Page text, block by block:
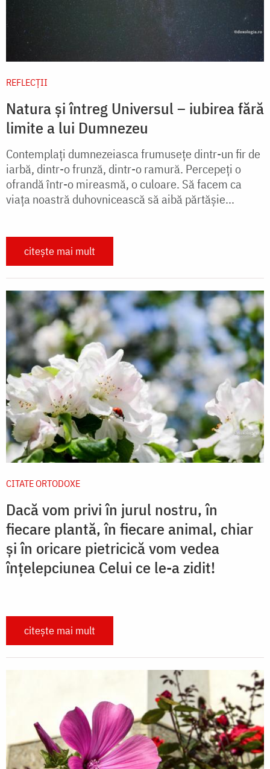
REFLECȚII
Natura și întreg Universul – iubirea fără
limite a lui Dumnezeu
Contemplați dumnezeiasca frumusețe dintr-un fir de
iarbă, dintr-o frunză, dintr-o ramură. Percepeți o
ofrandă într-o mireasmă, o culoare. Să facem ca
viața noastră duhovnicească să aibă părtășie...
citește mai mult
CITATE ORTODOXE
Dacă vom privi în jurul nostru, în
fiecare plantă, în fiecare animal, chiar
și în oricare pietricică vom vedea
înțelepciunea Celui ce le-a zidit!
citește mai mult